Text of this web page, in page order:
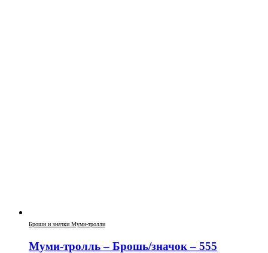
Броши и значки Муми-тролли
Муми-тролль – Брошь/значок – 555